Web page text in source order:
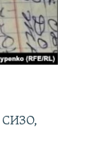
СИЗО,